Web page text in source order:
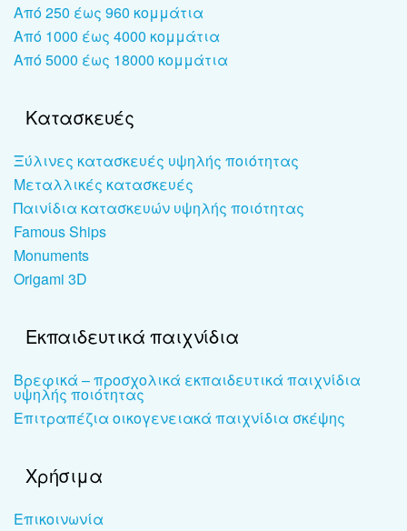
Από 250 έως 960 κομμάτια
Από 1000 έως 4000 κομμάτια
Από 5000 έως 18000 κομμάτια
Κατασκευές
Ξύλινες κατασκευές υψηλής ποιότητας
Μεταλλικές κατασκευές
Παινίδια κατασκευών υψηλής ποιότητας
Famous Ships
Monuments
Origami 3D
Εκπαιδευτικά παιχνίδια
Βρεφικά – προσχολικά εκπαιδευτικά παιχνίδια
υψηλής ποιότητας
Επιτραπέζια οικογενειακά παιχνίδια σκέψης
Χρήσιμα
Επικοινωνία